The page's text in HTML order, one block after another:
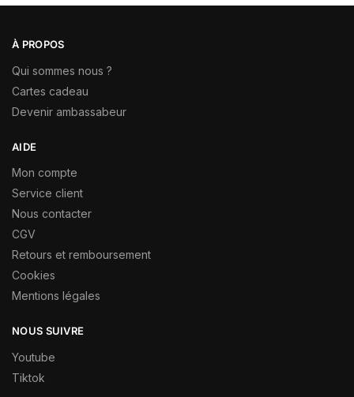
À PROPOS
Qui sommes nous ?
Cartes cadeau
Devenir ambassabeur
AIDE
Mon compte
Service client
Nous contacter
CGV
Retours et remboursement
Cookies
Mentions légales
NOUS SUIVRE
Youtube
Tiktok